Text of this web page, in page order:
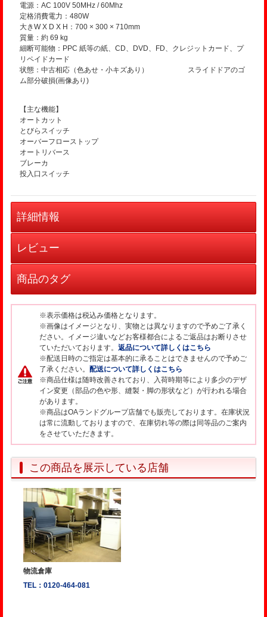
電源：AC 100V 50MHz / 60Mhz
定格消費電力：480W
大きW X D X H：700 × 300 × 710mm
質量：約 69 kg
細断可能物：PPC 紙等の紙、CD、DVD、FD、クレジットカード、プ
リペイドカード
状態：中古相応（色あせ・小キズあり） スライドドアのゴ
ム部分破損(画像あり)
【主な機能】
オートカット
とびらスイッチ
オーバーフローストップ
オートリバース
ブレーカ
投入口スイッチ
詳細情報
レビュー
商品のタグ
※表示価格は税込み価格となります。
※画像はイメージとなり、実物とは異なりますので予めご了承く
ださい。イメージ違いなどお客様都合によるご返品はお断りさせ
ていただいております。返品について詳しくはこちら
※配送日時のご指定は基本的に承ることはできませんので予めご
了承ください。 配送について詳しくはこちら
※商品仕様は随時改善されており、入荷時期等により多少のデザ
イン変更（部品の色や形、縫製・脚の形状など）が行われる場合
があります。
※商品はOAランドグループ店舗でも販売しております。在庫状況
は常に流動しておりますので、在庫切れ等の際は同等品のご案内
をさせていただきます。
この商品を展示している店舗
物流倉庫
TEL：0120-464-081